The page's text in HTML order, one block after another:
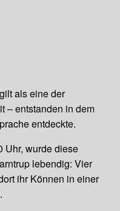
als eine der
– entstanden in dem
entdeckte.
Uhr, wurde diese
lebendig: Vier
ihr Können in einer